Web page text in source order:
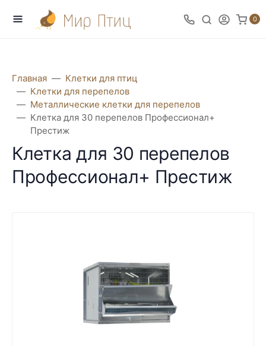
0
Главная
Клетки для птиц
Клетки для перепелов
Металлические клетки для перепелов
Клетка для 30 перепелов Профессионал+
Престиж
Клетка для 30 перепелов
Профессионал+ Престиж